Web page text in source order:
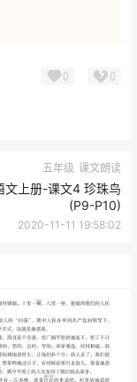
0 0
五年级 课文朗读
文上册-课文4 珍珠鸟
(P9-P10)
2020-11-11 19:58:02